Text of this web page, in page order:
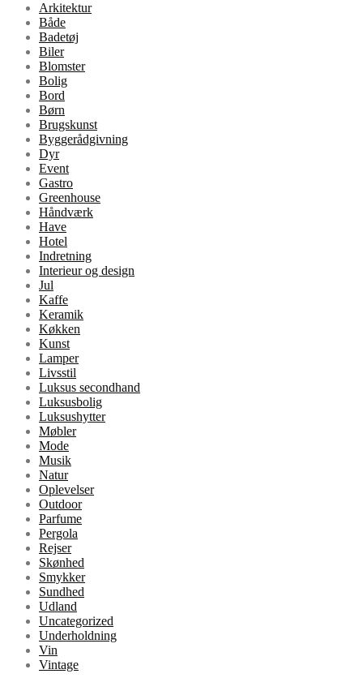
Arkitektur
Både
Badetøj
Biler
Blomster
Bolig
Bord
Børn
Brugskunst
Byggerådgivning
Dyr
Event
Gastro
Greenhouse
Håndværk
Have
Hotel
Indretning
Interieur og design
Jul
Kaffe
Keramik
Køkken
Kunst
Lamper
Livsstil
Luksus secondhand
Luksusbolig
Luksushytter
Møbler
Mode
Musik
Natur
Oplevelser
Outdoor
Parfume
Pergola
Rejser
Skønhed
Smykker
Sundhed
Udland
Uncategorized
Underholdning
Vin
Vintage